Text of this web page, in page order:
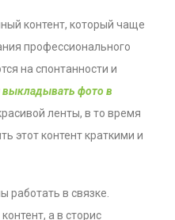
контент, который чаще
профессионального
на спонтанности и
выкладывать фото в
ленты, в то время
этот контент краткими и
работать в связке.
а в сторис